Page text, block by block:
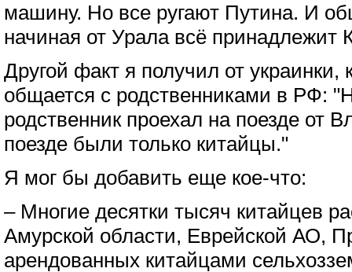
машину. Но все ругают Путина. И
начиная от Урала всё принадлежит
Другой факт я получил от украинки,
общается с родственниками в РФ:
родственник проехал на поезде от
поезде были только китайцы."
Я мог бы добавить еще кое-что:
– Многие десятки тысяч китайцев
Амурской области, Еврейской АО,
арендованных китайцами